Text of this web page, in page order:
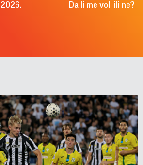
Da li me voli ili ne?